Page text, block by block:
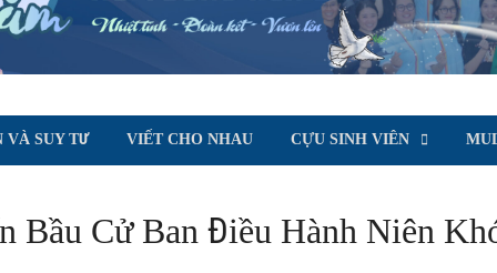
VÀ SUY TƯ VIẾT CHO NHAU CỰU SINH VIÊN
Bầu Cử Ban Điều Hành Niên